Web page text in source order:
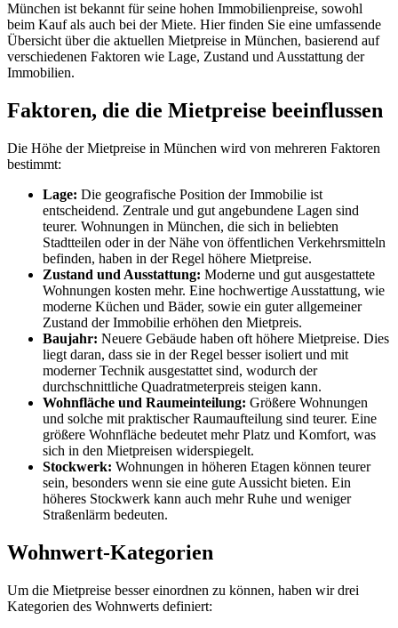
München ist bekannt für seine hohen Immobilienpreise, sowohl
beim Kauf als auch bei der Miete. Hier finden Sie eine umfassende
Übersicht über die aktuellen Mietpreise in München, basierend auf
verschiedenen Faktoren wie Lage, Zustand und Ausstattung der
Immobilien.
Faktoren, die die Mietpreise beeinflussen
Die Höhe der Mietpreise in München wird von mehreren Faktoren
bestimmt:
Lage: Die geografische Position der Immobilie ist
entscheidend. Zentrale und gut angebundene Lagen sind
teurer. Wohnungen in München, die sich in beliebten
Stadtteilen oder in der Nähe von öffentlichen Verkehrsmitteln
befinden, haben in der Regel höhere Mietpreise.
Zustand und Ausstattung: Moderne und gut ausgestattete
Wohnungen kosten mehr. Eine hochwertige Ausstattung, wie
moderne Küchen und Bäder, sowie ein guter allgemeiner
Zustand der Immobilie erhöhen den Mietpreis.
Baujahr: Neuere Gebäude haben oft höhere Mietpreise. Dies
liegt daran, dass sie in der Regel besser isoliert und mit
moderner Technik ausgestattet sind, wodurch der
durchschnittliche Quadratmeterpreis steigen kann.
Wohnfläche und Raumeinteilung: Größere Wohnungen
und solche mit praktischer Raumaufteilung sind teurer. Eine
größere Wohnfläche bedeutet mehr Platz und Komfort, was
sich in den Mietpreisen widerspiegelt.
Stockwerk: Wohnungen in höheren Etagen können teurer
sein, besonders wenn sie eine gute Aussicht bieten. Ein
höheres Stockwerk kann auch mehr Ruhe und weniger
Straßenlärm bedeuten.
Wohnwert-Kategorien
Um die Mietpreise besser einordnen zu können, haben wir drei
Kategorien des Wohnwerts definiert: